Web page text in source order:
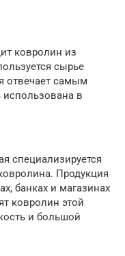
ковролин из
сырье
отвечает самым
в
специализируется
Продукция
банках и магазинах
ковролин этой
и большой